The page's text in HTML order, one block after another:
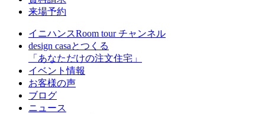
来場予約
イニハンスRoom tour チャンネル
design casaとつくる
「あなただけの注文住宅」
イベント情報
お客様の声
ブログ
ニュース